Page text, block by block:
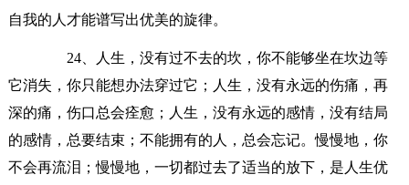
自我的人才能谱写出优美的旋律。
24、人生，没有过不去的坎，你不能够坐在坎边等
它消失，你只能想办法穿过它；人生，没有永远的伤痛，再
深的痛，伤口总会痊愈；人生，没有永远的感情，没有结局
的感情，总要结束；不能拥有的人，总会忘记。慢慢地，你
不会再流泪；慢慢地，一切都过去了适当的放下，是人生优